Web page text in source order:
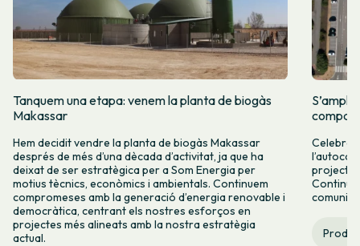
Tanquem una etapa: venem la planta de biogàs
Makassar
Hem decidit vendre la planta de biogàs Makassar
després de més d’una dècada d’activitat, ja que ha
deixat de ser estratègica per a Som Energia per
motius tècnics, econòmics i ambientals. Continuem
compromeses amb la generació d’energia renovable i
democràtica, centrant els nostres esforços en
projectes més alineats amb la nostra estratègia
actual.